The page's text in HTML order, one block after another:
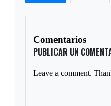
Comentarios
PUBLICAR UN
Leave a comment.